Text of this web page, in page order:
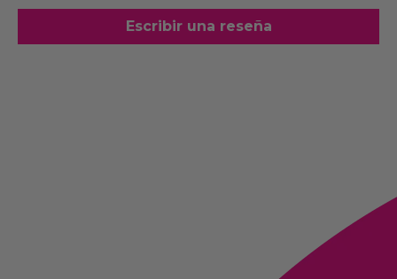
Escribir una reseña